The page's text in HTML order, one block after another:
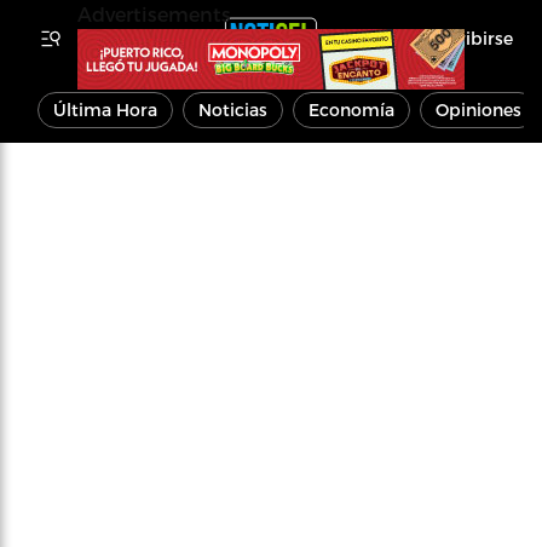
Inscribirse
Última Hora Noticias Economía Opiniones
Advertisements